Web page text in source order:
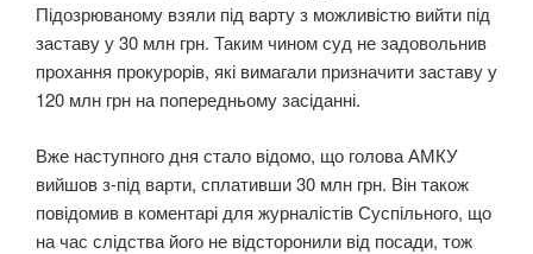
Підозрюваному взяли під варту з можливістю вийти під
заставу у 30 млн грн. Таким чином суд не задовольнив
прохання прокурорів, які вимагали призначити заставу у
120 млн грн на попередньому засіданні.
Вже наступного дня стало відомо, що голова АМКУ
вийшов з-під варти, сплативши 30 млн грн. Він також
повідомив в коментарі для журналістів Суспільного, що
на час слідства його не відсторонили від посади, тож